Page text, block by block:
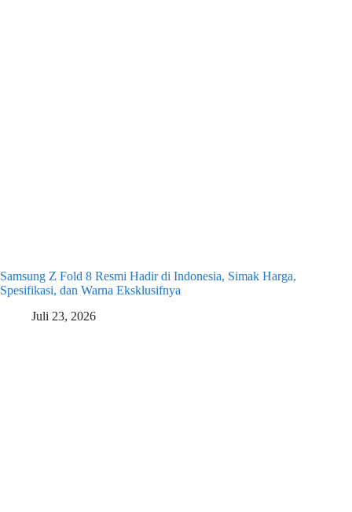
Samsung Z Fold 8 Resmi Hadir di Indonesia, Simak Harga,
Spesifikasi, dan Warna Eksklusifnya
Juli 23, 2026